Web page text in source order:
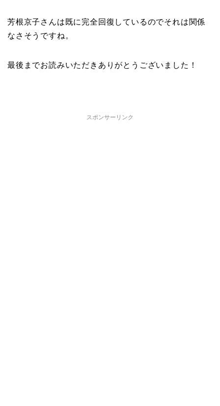
芳根京子さんは既に完全回復しているのでそれは関係
なさそうですね。
最後までお読みいただきありがとうございました！
スポンサーリンク